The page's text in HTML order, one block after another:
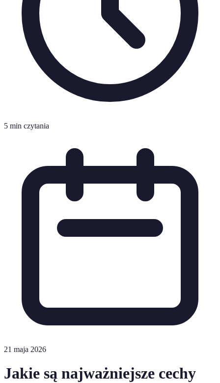
5 min czytania
21 maja 2026
Jakie są najważniejsze cechy